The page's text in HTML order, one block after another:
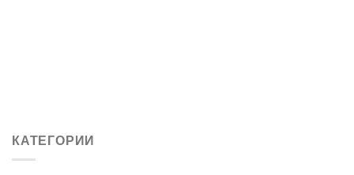
КАТЕГОРИИ